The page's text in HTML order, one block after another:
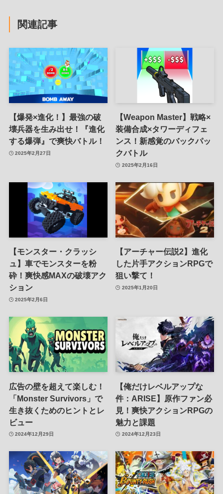
関連記事
【爆発×進化！】最強の破
壊兵器を生み出せ！『進化
する爆弾』で爽快バトル！
2025年2月27日
【Weapon Master】戦略×
装備合成×タワーディフェ
ンス！新感覚のバックパッ
クバトル
2025年2月16日
【モンスター・クラッシ
ュ】車でモンスターを粉
砕！爽快感MAXの破壊アク
ション
2025年2月6日
【アーチャー伝説2】進化
した片手アクションRPGで
狙い撃て！
2025年1月20日
広告の壁を超えて楽しむ！
「Monster Survivors」で
生き抜くためのヒントとレ
ビュー
2024年12月29日
【俺だけレベルアップな
件：ARISE】原作ファン必
見！爽快アクションRPGの
魅力と課題
2024年12月23日